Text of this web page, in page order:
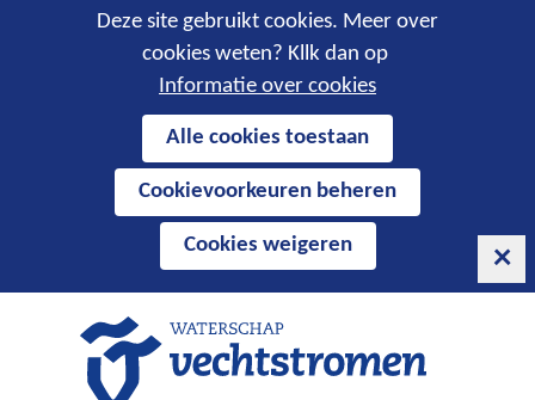
Cookies
toestaan?
Deze site gebruikt cookies. Meer over
cookies weten? Kllk dan op
Informatie over cookies
cookies
deze
website
Alle cookies toestaan
Cookievoorkeuren beheren
Cookies weigeren
naar